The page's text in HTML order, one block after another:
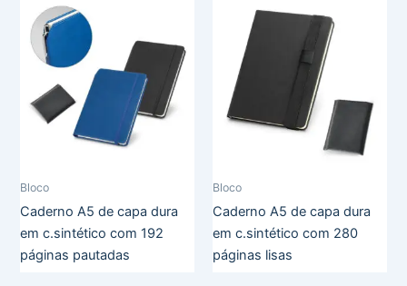
Bloco
Caderno A5 de capa dura
em c.sintético com 192
páginas pautadas
Bloco
Caderno A5 de capa dura
em c.sintético com 280
páginas lisas